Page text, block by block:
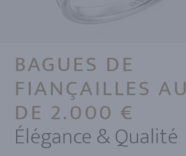
BAGUES DE
FIANÇAILLES
DE 2.000 €
Élégance & Qualité